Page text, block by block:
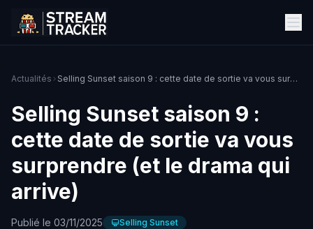
Actualités Selling Sunset saison 9 : cette date de sortie va vous surprendre (et le drama qui arrive)
Selling Sunset saison 9 :
cette date de sortie va vous
surprendre (et le drama qui
arrive)
Publié le 03/11/2025 Selling Sunset